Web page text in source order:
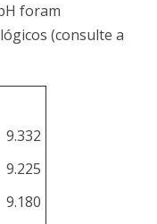
foram
(consulte a
9.332
9.225
9.180